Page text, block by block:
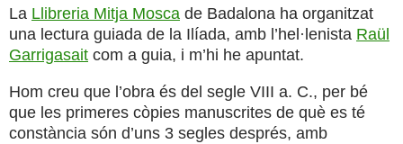
La Llibreria Mitja Mosca de Badalona ha organitzat
una lectura guiada de la Ilíada, amb l’hel·lenista Raül
Garrigasait com a guia, i m’hi he apuntat.
Hom creu que l’obra és del segle VIII a. C., per bé
que les primeres còpies manuscrites de què es té
constància són d’uns 3 segles després, amb